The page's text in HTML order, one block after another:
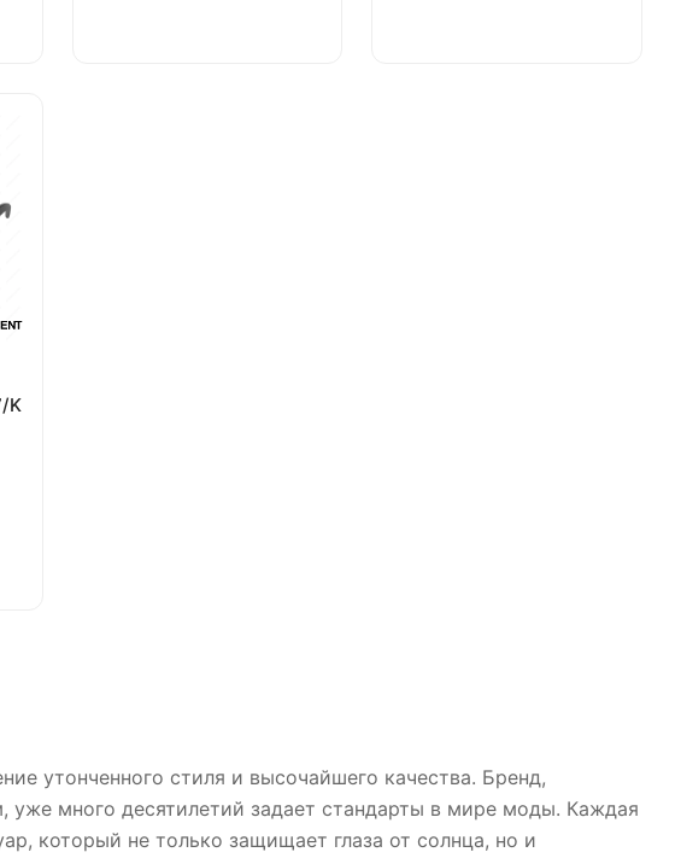
K
утонченного стиля и высочайшего качества. Бренд,
много десятилетий задает стандарты в мире моды. Каждая
который не только защищает глаза от солнца, но и